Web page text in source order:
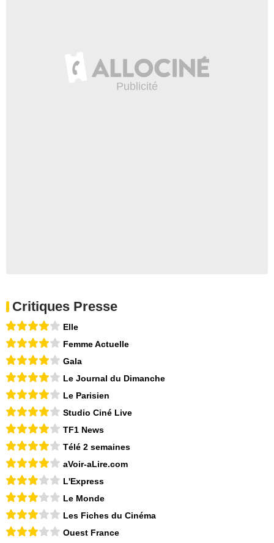
Critiques Presse
Elle
Femme Actuelle
Gala
Le Journal du Dimanche
Le Parisien
Studio Ciné Live
TF1 News
Télé 2 semaines
aVoir-aLire.com
L'Express
Le Monde
Les Fiches du Cinéma
Ouest France